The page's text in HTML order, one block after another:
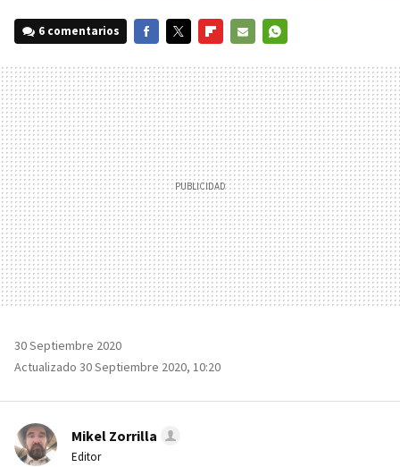
6 comentarios
MAIL
30 Septiembre 2020
Actualizado 30 Septiembre 2020, 10:20
Mikel Zorrilla
Editor